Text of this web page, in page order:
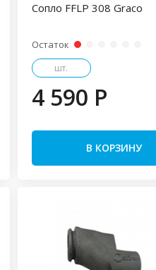
Сопло FFLP 308 Graco
Остаток
шт.
4 590 P
В КОРЗИНУ